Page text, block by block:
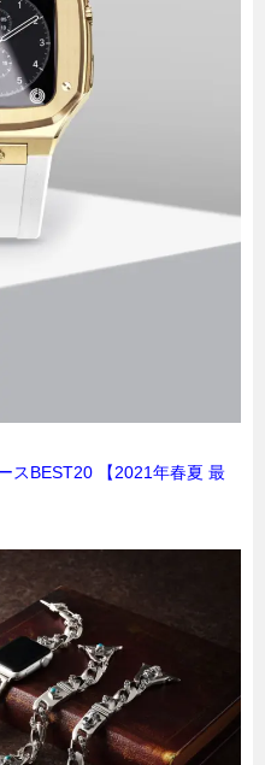
スBEST20 【2021年春夏 最